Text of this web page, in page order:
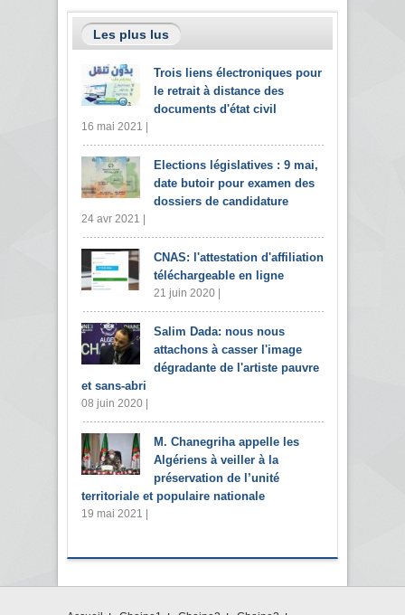
Les plus lus
Trois liens électroniques pour
le retrait à distance des
documents d'état civil
16 mai 2021 |
Elections législatives : 9 mai,
date butoir pour examen des
dossiers de candidature
24 avr 2021 |
CNAS: l'attestation d'affiliation
téléchargeable en ligne
21 juin 2020 |
Salim Dada: nous nous
attachons à casser l'image
dégradante de l'artiste pauvre
et sans-abri
08 juin 2020 |
M. Chanegriha appelle les
Algériens à veiller à la
préservation de l’unité
territoriale et populaire nationale
19 mai 2021 |